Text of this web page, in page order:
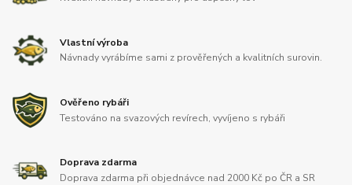
Vlastní výroba
Návnady vyrábíme sami z prověřených a kvalitních surovin.
Ověřeno rybáři
Testováno na svazových revírech, vyvíjeno s rybáři
Doprava zdarma
Doprava zdarma při objednávce nad 2000 Kč po ČR a SR